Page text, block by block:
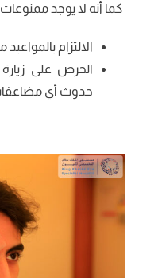
كما أنه لا يوجد
الالتزام بالمواعيد
الحرص على
حدوث أي